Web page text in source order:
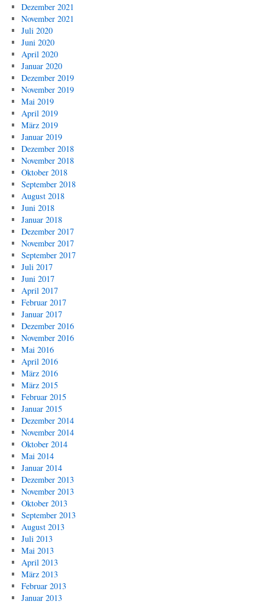
Dezember 2021
November 2021
Juli 2020
Juni 2020
April 2020
Januar 2020
Dezember 2019
November 2019
Mai 2019
April 2019
März 2019
Januar 2019
Dezember 2018
November 2018
Oktober 2018
September 2018
August 2018
Juni 2018
Januar 2018
Dezember 2017
November 2017
September 2017
Juli 2017
Juni 2017
April 2017
Februar 2017
Januar 2017
Dezember 2016
November 2016
Mai 2016
April 2016
März 2016
März 2015
Februar 2015
Januar 2015
Dezember 2014
November 2014
Oktober 2014
Mai 2014
Januar 2014
Dezember 2013
November 2013
Oktober 2013
September 2013
August 2013
Juli 2013
Mai 2013
April 2013
März 2013
Februar 2013
Januar 2013